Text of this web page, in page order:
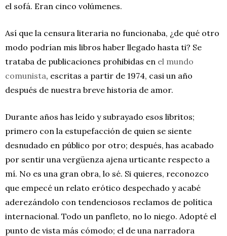
el sofá. Eran cinco volúmenes.
Así que la censura literaria no funcionaba, ¿de qué otro
modo podrían mis libros haber llegado hasta ti? Se
trataba de publicaciones prohibidas en el mundo
comunista, escritas a partir de 1974, casi un año
después de nuestra breve historia de amor.
Durante años has leído y subrayado esos libritos;
primero con la estupefacción de quien se siente
desnudado en público por otro; después, has acabado
por sentir una vergüenza ajena urticante respecto a
mí. No es una gran obra, lo sé. Si quieres, reconozco
que empecé un relato erótico despechado y acabé
aderezándolo con tendenciosos reclamos de política
internacional. Todo un panfleto, no lo niego. Adopté el
punto de vista más cómodo; el de una narradora